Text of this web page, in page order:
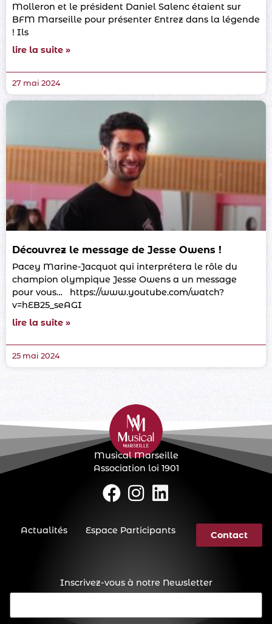
Molleron et le président Daniel Salenc étaient sur
BFM Marseille pour présenter Entrez dans la légende
! Ils
lire la suite »
27 mai 2024
Découvrez le message de Jesse Owens !
Pacey Marine-Jacquot qui interprétera le rôle du
champion olympique Jesse Owens a un message
pour vous… https://www.youtube.com/watch?
v=hEB25_seAGI
lire la suite »
25 mai 2024
Inscrivez-vous à notre Newsletter
E-
Musical Marseille
Association loi 1901
Actualités Espace Participants Contact